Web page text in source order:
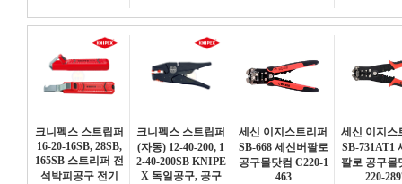
크니펙스 스트립퍼
16-20-16SB, 28SB,
165SB 스트리퍼 전
석박피공구 전기
크니펙스 스트립퍼
(자동) 12-40-200, 1
2-40-200SB KNIPE
X 독일공구, 공구
세신 이지스트리퍼
SB-668 세신버팔로
공구몰닷컴 C220-1
463
세신 이지스
SB-731AT1
팔로 공구몰
220-